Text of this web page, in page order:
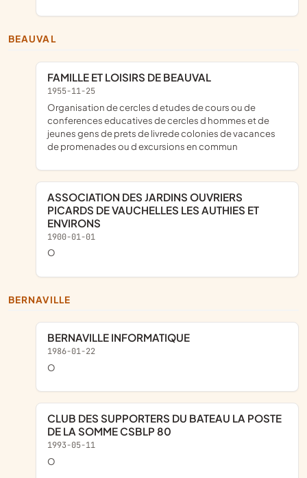
BEAUVAL
FAMILLE ET LOISIRS DE BEAUVAL
1955-11-25
organisation de cercles d etudes de cours ou de
conferences educatives de cercles d hommes et de
jeunes gens de prets de livrede colonies de vacances
de promenades ou d excursions en commun
ASSOCIATION DES JARDINS OUVRIERS
PICARDS DE VAUCHELLES LES AUTHIES ET
ENVIRONS
1900-01-01
o
BERNAVILLE
BERNAVILLE INFORMATIQUE
1986-01-22
o
CLUB DES SUPPORTERS DU BATEAU LA POSTE
DE LA SOMME CSBLP 80
1993-05-11
o